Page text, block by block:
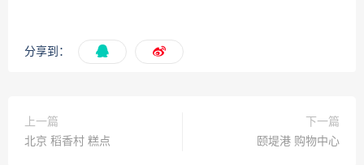
分享到：
上一篇
北京 稻香村 糕点
下一篇
颐堤港 购物中心